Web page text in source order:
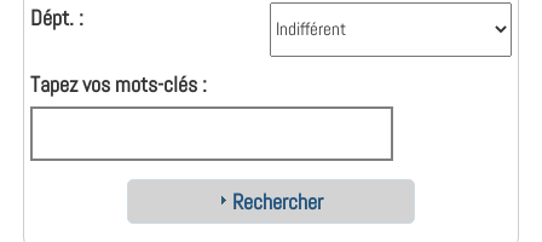
Dépt. :
Tapez vos mots-clés :
Rechercher